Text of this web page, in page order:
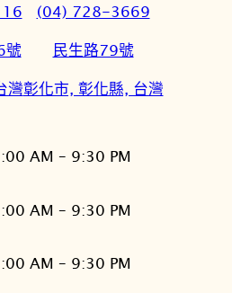
號
灣
(04) 728-3669
民生路79號
彰化市, 彰化縣, 台灣
AM – 9:30 PM
AM – 9:30 PM
AM – 9:30 PM